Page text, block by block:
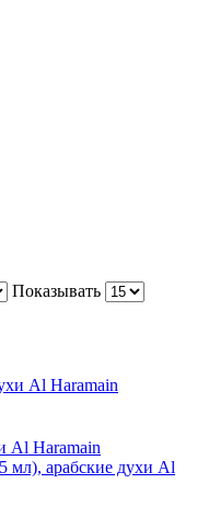
Показывать
Al Haramain